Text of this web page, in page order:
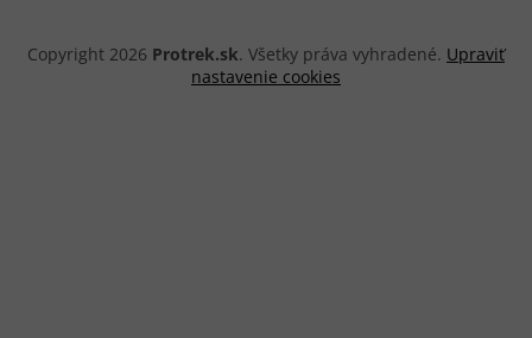
Copyright 2026 Protrek.sk. Všetky práva vyhradené. Upraviť
nastavenie cookies